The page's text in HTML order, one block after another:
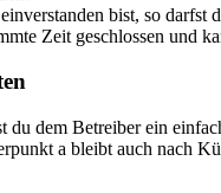
bist, so
Zeit geschlossen und
du dem Betreiber ein
a bleibt auch nach